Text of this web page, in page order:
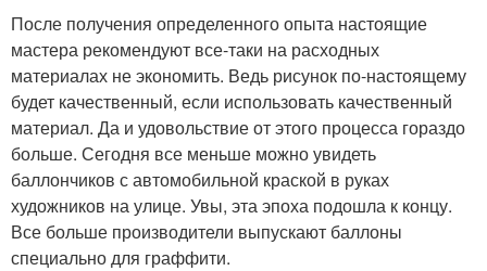
После получения определенного опыта настоящие
мастера рекомендуют все-таки на расходных
материалах не экономить. Ведь рисунок по-настоящему
будет качественный, если использовать качественный
материал. Да и удовольствие от этого процесса гораздо
больше. Сегодня все меньше можно увидеть
баллончиков с автомобильной краской в руках
художников на улице. Увы, эта эпоха подошла к концу.
Все больше производители выпускают баллоны
специально для граффити.